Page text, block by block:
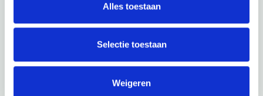
Alles toestaan
Selectie toestaan
Weigeren